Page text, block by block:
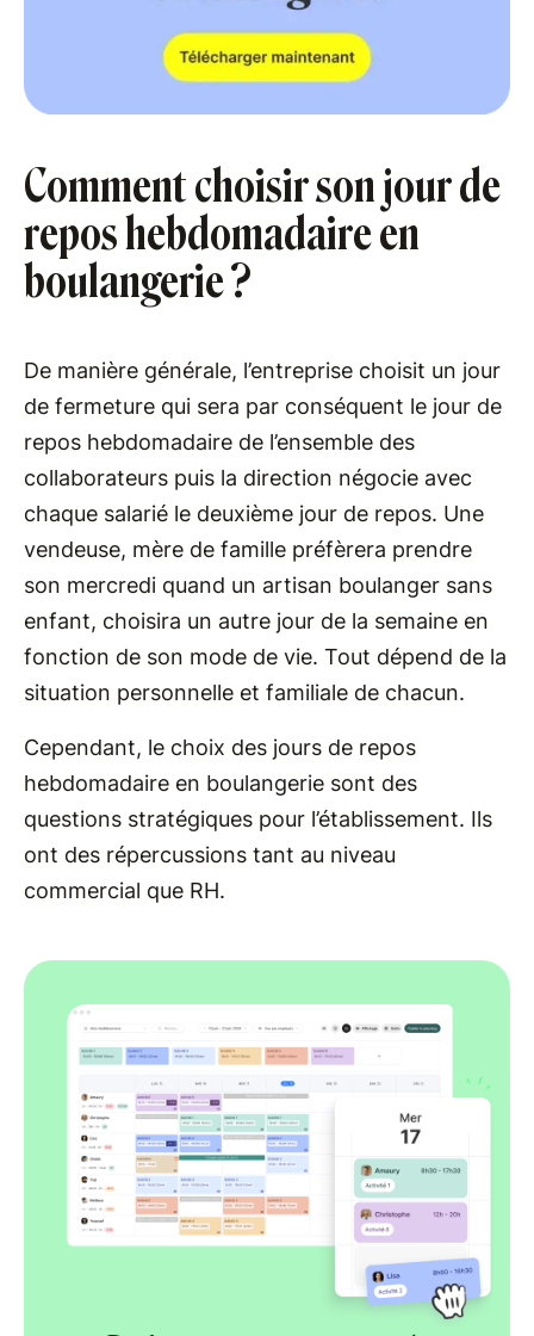
Comment choisir son jour de
repos hebdomadaire en
boulangerie ?
De manière générale, l’entreprise choisit un jour
de fermeture qui sera par conséquent le jour de
repos hebdomadaire de l’ensemble des
collaborateurs puis la direction négocie avec
chaque salarié le deuxième jour de repos. Une
vendeuse, mère de famille préfèrera prendre
son mercredi quand un artisan boulanger sans
enfant, choisira un autre jour de la semaine en
fonction de son mode de vie. Tout dépend de la
situation personnelle et familiale de chacun.
Cependant, le choix des jours de repos
hebdomadaire en boulangerie sont des
questions stratégiques pour l’établissement. Ils
ont des répercussions tant au niveau
commercial que RH.